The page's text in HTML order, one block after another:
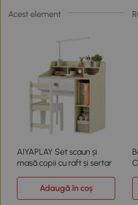
Acest element
AIYAPLAY Set scaun și
masă copii cu raft și sertar
Adaugă în coș